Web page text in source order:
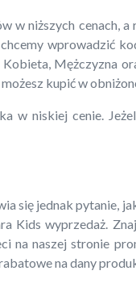
niższych cenach,
wprowadzić
Mężczyzna
kupić w
w niskiej cenie.
się jednak pytanie,
wyprzedaż.
naszej stronie
na dany